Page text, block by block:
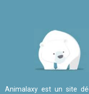
Animalaxy est un site